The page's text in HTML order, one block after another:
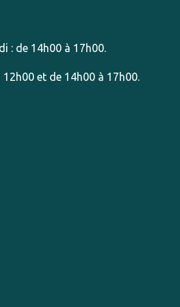
: de 14h00 à 17h00.
et de 14h00 à 17h00.